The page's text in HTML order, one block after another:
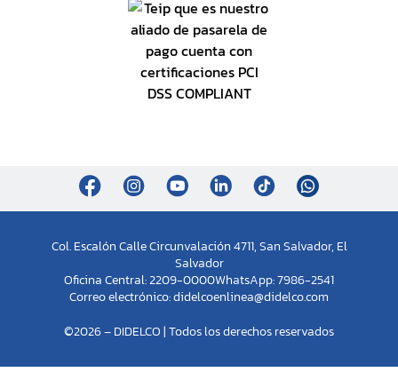
Col. Escalón Calle Circunvalación 4711, San Salvador, El
Salvador
Oficina Central: 2209-0000WhatsApp: 7986-2541
Correo electrónico:didelcoenlinea@didelco.com
©2026 – DIDELCO | Todos los derechos reservados